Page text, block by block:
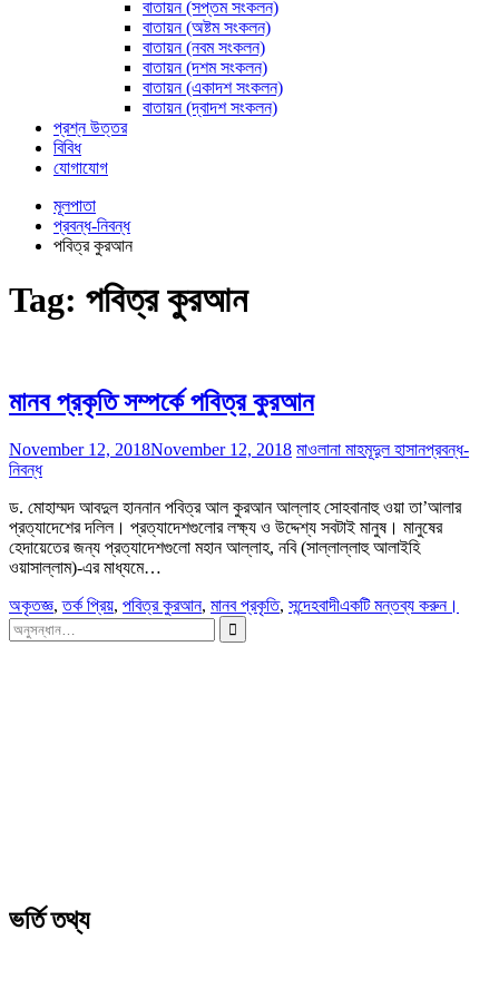
বাতায়ন (সপ্তম সংকলন)
বাতায়ন (অষ্টম সংকলন)
বাতায়ন (নবম সংকলন)
বাতায়ন (দশম সংকলন)
বাতায়ন (একাদশ সংকলন)
বাতায়ন (দ্বাদশ সংকলন)
প্রশ্ন উত্তর
বিবিধ
যোগাযোগ
মূলপাতা
প্রবন্ধ-নিবন্ধ
পবিত্র কুরআন
Tag: পবিত্র কুরআন
মানব প্রকৃতি সম্পর্কে পবিত্র কুরআন
November 12, 2018November 12, 2018 মাওলানা মাহমূদুল হাসানপ্রবন্ধ-
নিবন্ধ
ড. মোহাম্মদ আবদুল হাননান পবিত্র আল কুরআন আল্লাহ সোহবানাহু ওয়া তা’আলার
প্রত্যাদেশের দলিল। প্রত্যাদেশগুলোর লক্ষ্য ও উদ্দেশ্য সবটাই মানুষ। মানুষের
হেদায়েতের জন্য প্রত্যাদেশগুলো মহান আল্লাহ, নবি (সাল্লাল্লাহু আলাইহি
ওয়াসাল্লাম)-এর মাধ্যমে…
অকৃতজ্ঞ,তর্ক প্রিয়, পবিত্র কুরআন, মানব প্রকৃতি, সন্দেহবাদীএকটি মন্তব্য করুন।
সন্ধান
করাঃ
ভর্তি তথ্য